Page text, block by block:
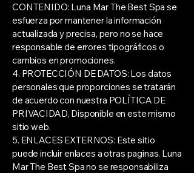
CONTENIDO: Luna Mar The Best Spa se
esfuerza por mantener la información
actualizada y precisa, pero no se hace
responsable de errores tipográficos o
cambios en promociones.
4. PROTECCIÓN DE DATOS: Los datos
personales que proporciones se tratarán
de acuerdo con nuestra POLÍTICA DE
PRIVACIDAD, Disponible en este mismo
sitio web.
5. ENLACES EXTERNOS: Este sitio
puede incluir enlaces a otras paginas. Luna
Mar The Best Spa no se responsabiliza